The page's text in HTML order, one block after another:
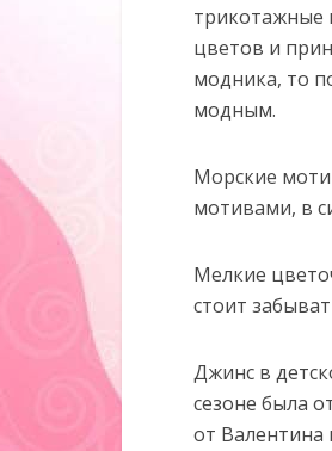
трикотажные
цветов и
модника, то
модным.
Морские
мотивами, в
Мелкие
стоит
Джинс в
сезоне была
от Валентина